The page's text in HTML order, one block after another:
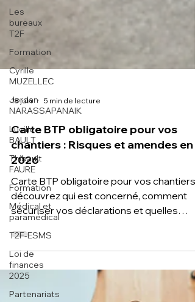
Les
bureaux
T2F
Formation
Cyrille
MUZELLEC
Jordan
NARASSAPANAIK
Lucille
BAULT
Thibault
FAURE
Formation
Médical et
paramédical
T2F-ESMS
Loi de
finances
2025
Partenariats
18 juin 5 min de lecture
Carte BTP obligatoire pour vos
chantiers : Risques et amendes en
2026
Carte BTP obligatoire pour vos chantiers :
sécuriser vos déclarations et quelles
sanctions financières (jusqu'à 8 000 € par
salarié) risquent les dirigeants du BTP en
cas de contrôle. T2F Expert-Comptable,
cabinet premium à Toulouse et Paris,